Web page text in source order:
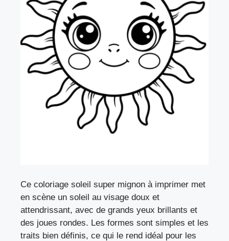
Ce coloriage soleil super mignon à imprimer met
en scène un soleil au visage doux et
attendrissant, avec de grands yeux brillants et
des joues rondes. Les formes sont simples et les
traits bien définis, ce qui le rend idéal pour les